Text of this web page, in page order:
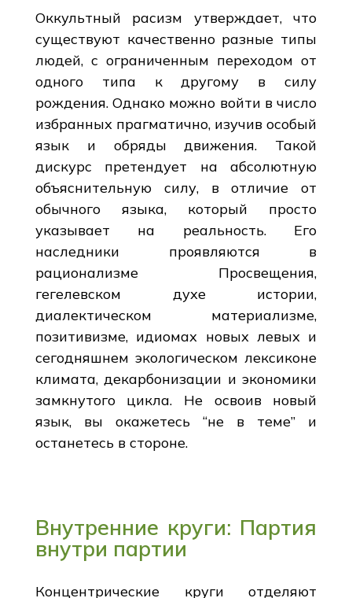
Оккультный расизм утверждает, что
существуют качественно разные типы
людей, с ограниченным переходом от
одного типа к другому в силу
рождения. Однако можно войти в число
избранных прагматично, изучив особый
язык и обряды движения. Такой
дискурс претендует на абсолютную
объяснительную силу, в отличие от
обычного языка, который просто
указывает на реальность. Его
наследники проявляются в
рационализме Просвещения,
гегелевском духе истории,
диалектическом материализме,
позитивизме, идиомах новых левых и
сегодняшнем экологическом лексиконе
климата, декарбонизации и экономики
замкнутого цикла. Не освоив новый
язык, вы окажетесь “не в теме” и
останетесь в стороне.
Внутренние круги: Партия
внутри партии
Концентрические круги отделяют